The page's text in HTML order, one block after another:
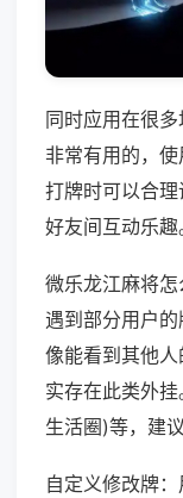
同时应用在很
非常有用的，
打牌时可以合
好友间互动乐趣
微乐龙江麻将
遇到部分用户
像能看到其他
实存在此类外
生活圈)等，建
自定义修改牌